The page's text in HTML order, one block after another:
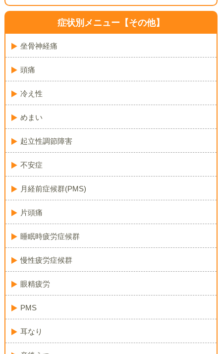
症状別メニュー【その他】
坐骨神経痛
頭痛
冷え性
めまい
起立性調節障害
不安症
月経前症候群(PMS)
片頭痛
睡眠時疲労症候群
慢性疲労症候群
眼精疲労
PMS
耳なり